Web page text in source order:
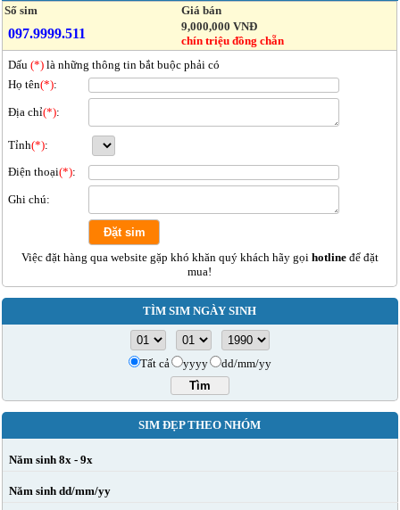
Số sim Giá bán
097.9999.511
9,000,000 VNĐ
chín triệu đồng chẵn
Dấu (*) là những thông tin bắt buộc phải có
Họ tên(*):
Địa chỉ(*):
Tỉnh(*):
Điện thoại(*):
Ghi chú:
Việc đặt hàng qua website gặp khó khăn quý khách hãy gọi hotlineđể đặt
mua!
TÌM SIM NGÀY SINH
Tất cả yyyy dd/mm/yy
SIM ĐẸP THEO NHÓM
Năm sinh 8x - 9x
Năm sinh dd/mm/yy